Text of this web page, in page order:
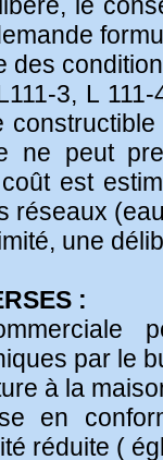
des
3, L
ne peut
est
réseaux
une
:
par le
à la
en
réduite (